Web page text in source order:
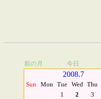
前の月 今日
2008.7
Sun Mon Tue Wed Thu
1
2 3